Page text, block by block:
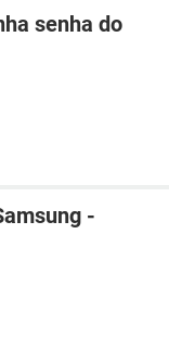
senha do
-